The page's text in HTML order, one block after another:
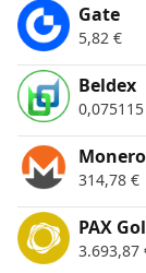
Gate
5,82 €
Beldex
0,075115
Monero
314,78 €
PAX
3.693,87